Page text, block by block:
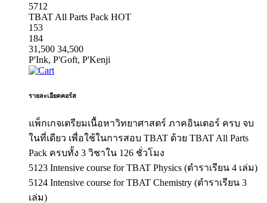
5712
TBAT All Parts Pack HOT
153
184
31,500 34,500
P'Ink, P'Goft, P'Kenji
รายละเอียดคอร์ส
แพ็กเกจเตรียมเนื้อหาวิทยาศาสตร์ ภาคอินเตอร์ ครบ จบ
ในที่เดียว เพื่อใช้ในการสอบ TBAT ด้วย TBAT All Parts
Pack ครบทั้ง 3 วิชาใน 126 ชั่วโมง
5123 Intensive course for TBAT Physics (ตำราเรียน 4 เล่ม)
5124 Intensive course for TBAT Chemistry (ตำราเรียน 3
เล่ม)